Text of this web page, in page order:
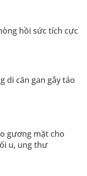
hồi sức tích cực
di căn gan gây táo
gương mặt cho
u, ung thư